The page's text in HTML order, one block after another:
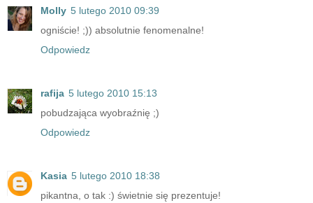
Molly 5 lutego 2010 09:39
ogniście! ;)) absolutnie fenomenalne!
Odpowiedz
rafija 5 lutego 2010 15:13
pobudzająca wyobraźnię ;)
Odpowiedz
Kasia 5 lutego 2010 18:38
pikantna, o tak :) świetnie się prezentuje!